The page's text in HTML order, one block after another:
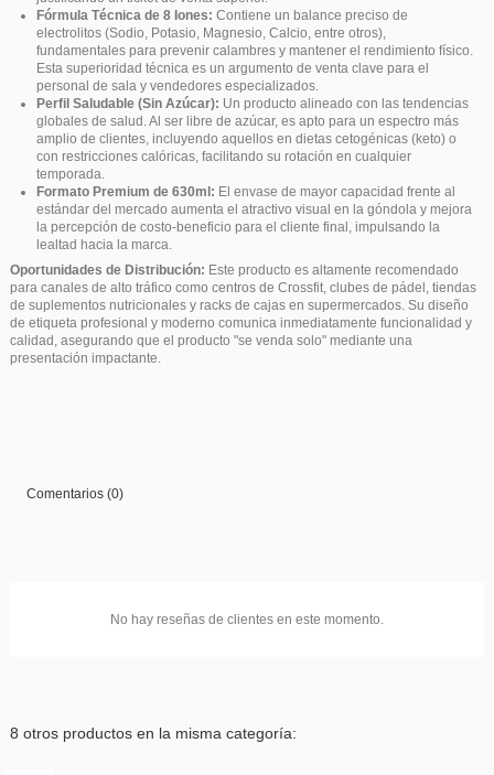
Fórmula Técnica de 8 Iones: Contiene un balance preciso de
electrolitos (Sodio, Potasio, Magnesio, Calcio, entre otros),
fundamentales para prevenir calambres y mantener el rendimiento físico.
Esta superioridad técnica es un argumento de venta clave para el
personal de sala y vendedores especializados.
Perfil Saludable (Sin Azúcar): Un producto alineado con las tendencias
globales de salud. Al ser libre de azúcar, es apto para un espectro más
amplio de clientes, incluyendo aquellos en dietas cetogénicas (keto) o
con restricciones calóricas, facilitando su rotación en cualquier
temporada.
Formato Premium de 630ml: El envase de mayor capacidad frente al
estándar del mercado aumenta el atractivo visual en la góndola y mejora
la percepción de costo-beneficio para el cliente final, impulsando la
lealtad hacia la marca.
Oportunidades de Distribución: Este producto es altamente recomendado
para canales de alto tráfico como centros de Crossfit, clubes de pádel, tiendas
de suplementos nutricionales y racks de cajas en supermercados. Su diseño
de etiqueta profesional y moderno comunica inmediatamente funcionalidad y
calidad, asegurando que el producto "se venda solo" mediante una
presentación impactante.
Comentarios (0)
No hay reseñas de clientes en este momento.
8 otros productos en la misma categoría: